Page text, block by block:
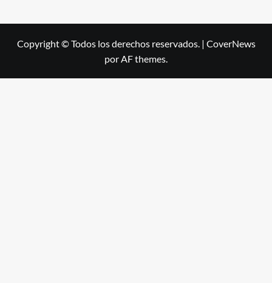
Copyright © Todos los derechos reservados. | CoverNews
por AF themes.